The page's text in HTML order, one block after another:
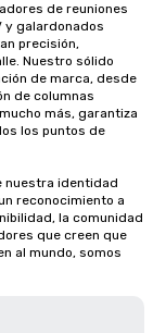
de reuniones
y galardonados
precisión,
Nuestro sólido
de marca, desde
de columnas
más, garantiza
los puntos de
nuestra identidad
reconocimiento a
la comunidad
que creen que
al mundo, somos